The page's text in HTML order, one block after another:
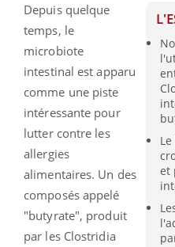
et
Depuis quelque
temps, le
microbiote
intestinal est apparu
comme une piste
intéressante pour
lutter contre les
allergies
alimentaires. Un des
composés appelé
"butyrate", produit
par les Clostridia